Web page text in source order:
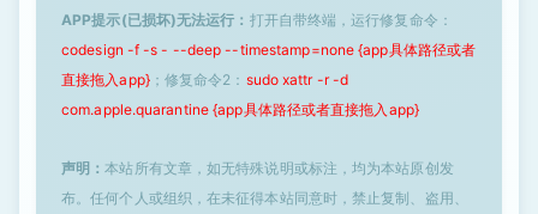
APP提示(已损坏)无法运行： 打开自带终端，运行修复命令：
codesign -f -s - --deep --timestamp=none {app具体路径或者
直接拖入app}；修复命令2： sudo xattr -r -d
com.apple.quarantine {app具体路径或者直接拖入app}
声明：本站所有文章，如无特殊说明或标注，均为本站原创发
布。任何个人或组织，在未征得本站同意时，禁止复制、盗用、